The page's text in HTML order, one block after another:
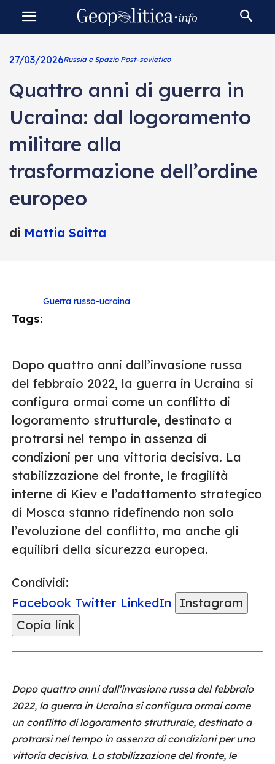
27/03/2026Russia e Spazio Post-sovietico
Quattro anni di guerra in
Ucraina: dal logoramento
militare alla
trasformazione dell’ordine
europeo
di Mattia Saitta
Tags:
Guerra russo-ucraina
Dopo quattro anni dall’invasione russa
del febbraio 2022, la guerra in Ucraina si
configura ormai come un conflitto di
logoramento strutturale, destinato a
protrarsi nel tempo in assenza di
condizioni per una vittoria decisiva. La
stabilizzazione del fronte, le fragilità
interne di Kiev e l’adattamento strategico
di Mosca stanno ridefinendo non solo
l’evoluzione del conflitto, ma anche gli
equilibri della sicurezza europea.
Condividi:
Facebook Twitter LinkedIn
Instagram
Copia link
Dopo quattro anni dall’invasione russa del febbraio
2022, la guerra in Ucraina si configura ormai come
un conflitto di logoramento strutturale, destinato a
protrarsi nel tempo in assenza di condizioni per una
vittoria decisiva. La stabilizzazione del fronte, le